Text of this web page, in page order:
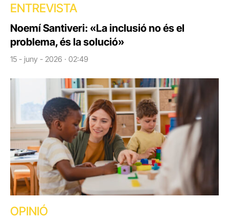
ENTREVISTA
Noemí Santiveri: «La inclusió no és el
problema, és la solució»
15 - juny - 2026 · 02:49
OPINIÓ